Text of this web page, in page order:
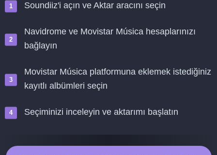
Soundiiz'i açın ve Aktar aracını seçin
Navidrome ve Movistar Música hesaplarınızı
bağlayın
Movistar Música platformuna eklemek istediğiniz
kayıtlı albümleri seçin
Seçiminizi inceleyin ve aktarımı başlatın